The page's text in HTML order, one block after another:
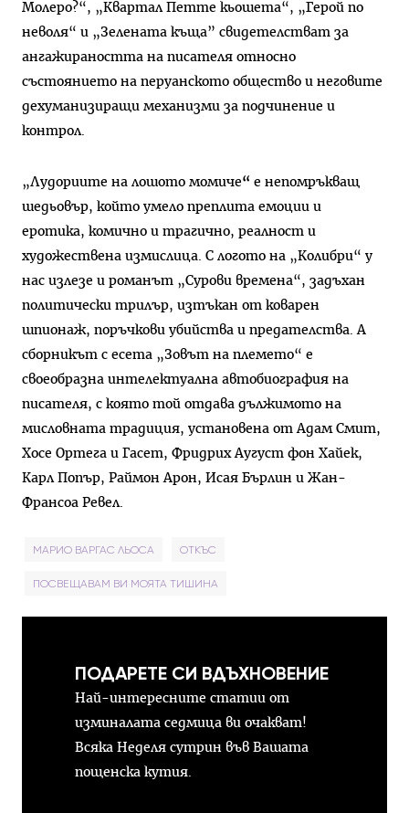
Молеро?“, „Квартал Петте кьошета“, „Герой по
неволя“ и „Зелената къща” свидетелстват за
ангажираността на писателя относно
състоянието на перуанското общество и неговите
дехуманизиращи механизми за подчинение и
контрол.
„Лудориите на лошото момиче“ е непомръкващ
шедьовър, който умело преплита емоции и
еротика, комично и трагично, реалност и
художествена измислица. С логото на „Колибри“ у
нас излезе и романът „Сурови времена“, задъхан
политически трилър, изтъкан от коварен
шпионаж, поръчкови убийства и предателства. А
сборникът с есета „Зовът на племето“ е
своеобразна интелектуална автобиография на
писателя, с която той отдава дължимото на
мисловната традиция, установена от Адам Смит,
Хосе Ортега и Гасет, Фридрих Аугуст фон Хайек,
Карл Попър, Раймон Арон, Исая Бърлин и Жан-
Франсоа Ревел.
МАРИО ВАРГАС ЛЬОСА ОТКЪС
ПОСВЕЩАВАМ ВИ МОЯТА ТИШИНА
ПОДАРЕТЕ СИ ВДЪХНОВЕНИЕ
Най-интересните статии от
изминалата седмица ви очакват!
Всяка Неделя сутрин във Вашата
пощенска кутия.